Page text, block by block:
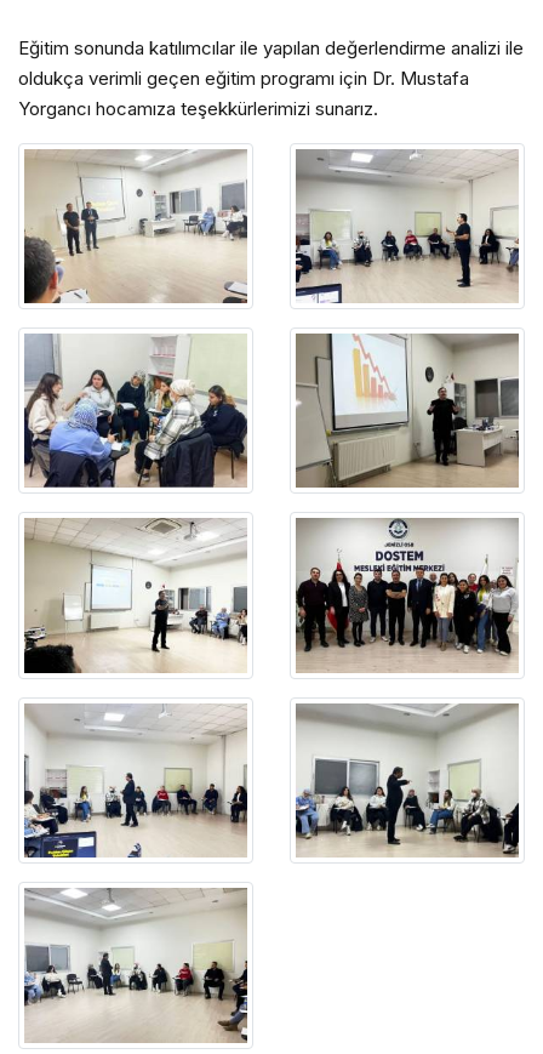
Eğitim sonunda katılımcılar ile yapılan değerlendirme analizi ile
oldukça verimli geçen eğitim programı için Dr. Mustafa
Yorgancı hocamıza teşekkürlerimizi sunarız.